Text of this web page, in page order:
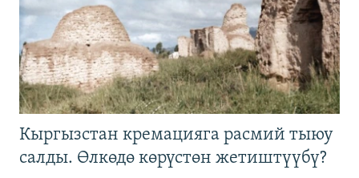
Кыргызстан кремацияга расмий тыюу
салды. Өлкөдө көрүстөн жетиштүүбү?